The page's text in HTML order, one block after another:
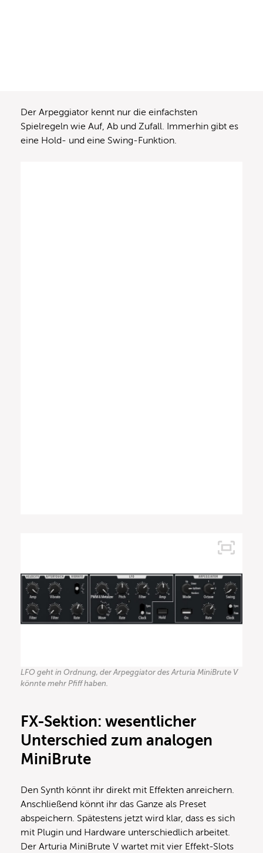
Der Arpeggiator kennt nur die einfachsten
Spielregeln wie Auf, Ab und Zufall. Immerhin gibt es
eine Hold- und eine Swing-Funktion.
LFO geht in Ordnung, der Arpeggiator des Arturia MiniBrute V
könnte mehr Pfiff haben.
FX-Sektion: wesentlicher
Unterschied zum analogen
MiniBrute
Den Synth könnt ihr direkt mit Effekten anreichern.
Anschließend könnt ihr das Ganze als Preset
abspeichern. Spätestens jetzt wird klar, dass es sich
mit Plugin und Hardware unterschiedlich arbeitet.
Der Arturia MiniBrute V wartet mit vier Effekt-Slots